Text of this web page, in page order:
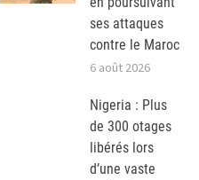
ses attaques
contre le Maroc
6 août 2026
Nigeria : Plus
de 300 otages
libérés lors
d’une vaste